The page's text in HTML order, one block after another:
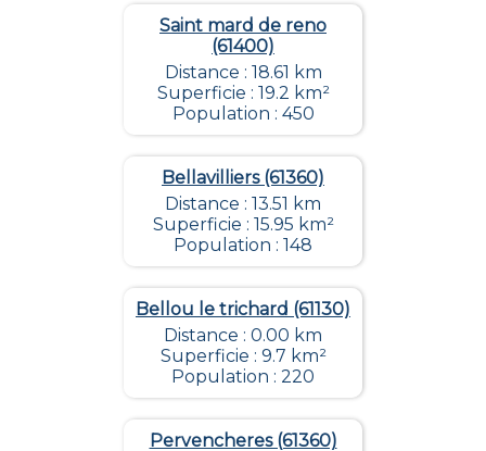
Saint mard de reno
(61400)
Distance : 18.61 km
Superficie : 19.2 km²
Population : 450
Bellavilliers (61360)
Distance : 13.51 km
Superficie : 15.95 km²
Population : 148
Bellou le trichard (61130)
Distance : 0.00 km
Superficie : 9.7 km²
Population : 220
Pervencheres (61360)